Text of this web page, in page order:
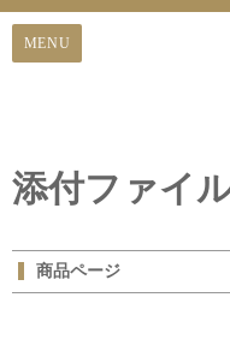
添付ファイ
商品ページ